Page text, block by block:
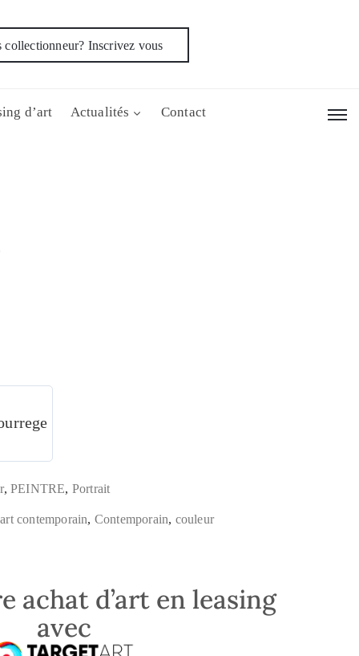
collectionneur? Inscrivez vous
d’art Actualités Contact
,PEINTRE, Portrait
art contemporain, Contemporain, couleur
achat d’art en leasing
avec